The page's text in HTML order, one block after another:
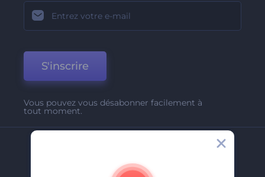
S'inscrire
Vous pouvez vous désabonner facilement à
tout moment.
A Propos De Nous